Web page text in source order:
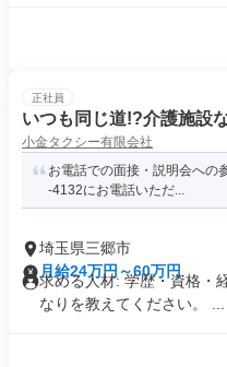
正社員
いつも同じ道!?介護施設
小金タクシー有限会社
お電話での面接・説明会への
-4132にお電話いただ...
埼玉県三郷市
月給24万円～60万円
求める人材: 学歴・資格・
なりを教えてください。 ...